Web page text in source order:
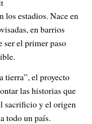
los estadios. Nace en
en barrios
ser el primer paso
tierra”, el proyecto
las historias que
sacrificio y el origen
todo un país.